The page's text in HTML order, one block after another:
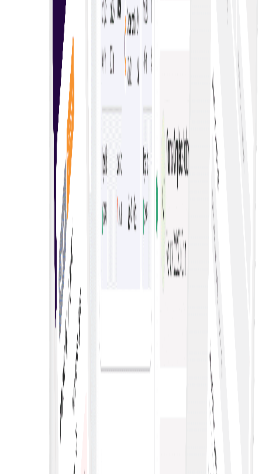
Multi Live E-Auctions με ευκολία
Οι ηλεκτρονικές δημοπρασίες πολλαπλών ζωντανών
συναλλαγών επιτρέπουν την ταυτόχρονη υποβολή
προσφορών σε διάφορες πλατφόρμες, ενισχύοντας τον
ανταγωνισμό και παρέχοντας ποικίλες ευκαιρίες για
αγοραστές και πωλητές.
Ενοποιημένα δεδομένα προσφορών
Εξορθολογίζει τις διαδικασίες σύναψης συμβάσεων,
ενισχύει τη διαφάνεια και ευνοεί τον ανταγωνισμό,
οδηγώντας τελικά σε καλύτερες τιμές, αποτελεσματική
κατανομή πόρων και βελτιωμένα αποτελέσματα έργων.
Ταυτόχρονες ηλεκτρονικές δημοπρασίες
Δυνατότητα ταυτόχρονης διεξαγωγής πολλαπλών
διαδικτυακών διαδικασιών υποβολής προσφορών,
ενισχύοντας τον ανταγωνισμό, αυξάνοντας την εμβέλεια
των πωλητών και παρέχοντας στους αγοραστές ποικίλες
επιλογές για την αγορά αγαθών.